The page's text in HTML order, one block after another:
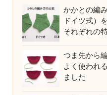
かかとの編
ドイツ式）
それぞれの
つま先から
よく使われ
ました